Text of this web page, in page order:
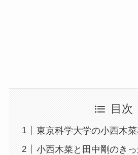
目次
東京科学大学の小西木
小西木菜と田中剛のきっ